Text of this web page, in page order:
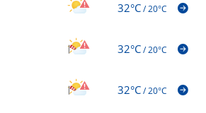
32°C/20°C
32°C/20°C
32°C/20°C